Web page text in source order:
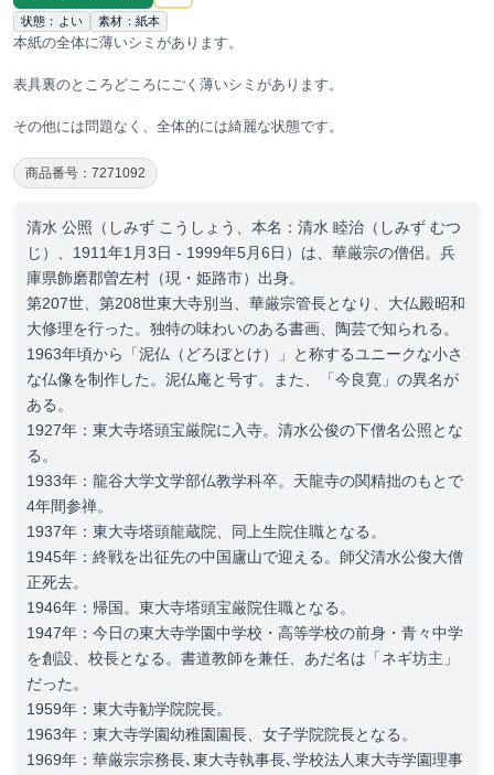
状態：よい 素材：紙本
本紙の全体に薄いシミがあります。
表具裏のところどころにごく薄いシミがあります。
その他には問題なく、全体的には綺麗な状態です。
商品番号：7271092
清水 公照（しみず こうしょう、本名：清水 睦治（しみず むつ
じ）、1911年1月3日 - 1999年5月6日）は、華厳宗の僧侶。兵
庫県飾磨郡曽左村（現・姫路市）出身。
第207世、第208世東大寺別当、華厳宗管長となり、大仏殿昭和
大修理を行った。独特の味わいのある書画、陶芸で知られる。
1963年頃から「泥仏（どろぼとけ）」と称するユニークな小さ
な仏像を制作した。泥仏庵と号す。また、「今良寛」の異名が
ある。
1927年：東大寺塔頭宝厳院に入寺。清水公俊の下僧名公照とな
る。
1933年：龍谷大学文学部仏教学科卒。天龍寺の関精拙のもとで
4年間参禅。
1937年：東大寺塔頭龍蔵院、同上生院住職となる。
1945年：終戦を出征先の中国廬山で迎える。師父清水公俊大僧
正死去。
1946年：帰国。東大寺塔頭宝厳院住職となる。
1947年：今日の東大寺学園中学校・高等学校の前身・青々中学
を創設、校長となる。書道教師を兼任、あだ名は「ネギ坊主」
だった。
1959年：東大寺勧学院院長。
1963年：東大寺学園幼稚園園長、女子学院院長となる。
1969年：華厳宗宗務長､東大寺執事長､学校法人東大寺学園理事